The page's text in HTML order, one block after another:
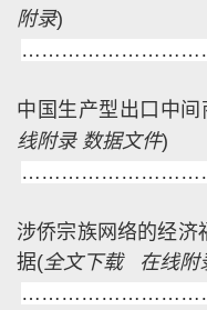
附录)
中国生产型出口中
线附录 数据文件)
涉侨宗族网络的经
据(全文下载 在线附